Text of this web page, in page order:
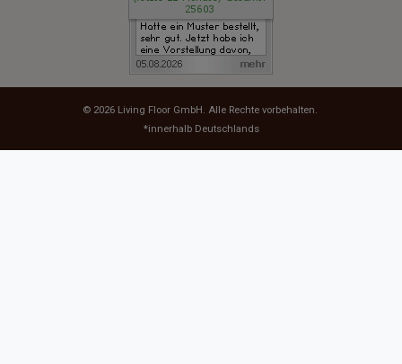
© 2026 Living Floor GmbH. Alle Rechte vorbehalten.
*innerhalb Deutschlands